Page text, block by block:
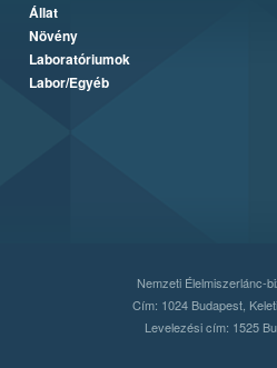
Állat
Növény
Laboratóriumok
Labor/Egyéb
Nemzeti Élelmiszerlánc-
Cím: 1024 Budapest,
Levelezési cím: 1525